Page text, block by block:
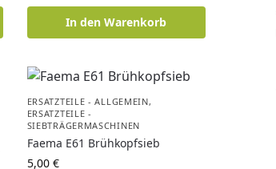
In den Warenkorb
ERSATZTEILE - ALLGEMEIN,
ERSATZTEILE -
SIEBTRÄGERMASCHINEN
Faema E61 Brühkopfsieb
5,00 €